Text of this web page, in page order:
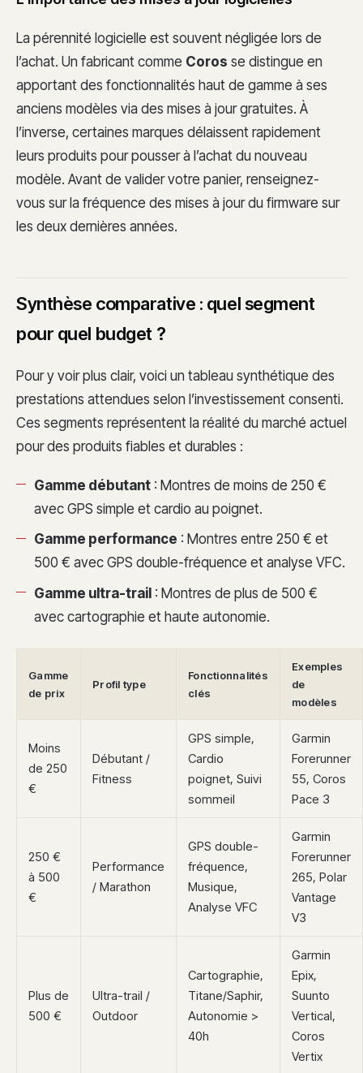
La pérennité logicielle est souvent négligée lors de
l’achat. Un fabricant comme Coros se distingue en
apportant des fonctionnalités haut de gamme à ses
anciens modèles via des mises à jour gratuites. À
l’inverse, certaines marques délaissent rapidement
leurs produits pour pousser à l’achat du nouveau
modèle. Avant de valider votre panier, renseignez-
vous sur la fréquence des mises à jour du firmware sur
les deux dernières années.
Synthèse comparative : quel segment
pour quel budget ?
Pour y voir plus clair, voici un tableau synthétique des
prestations attendues selon l’investissement consenti.
Ces segments représentent la réalité du marché actuel
pour des produits fiables et durables :
Gamme débutant : Montres de moins de 250 €
avec GPS simple et cardio au poignet.
Gamme performance : Montres entre 250 € et
500 € avec GPS double-fréquence et analyse VFC.
Gamme ultra-trail : Montres de plus de 500 €
avec cartographie et haute autonomie.
Gamme
de prix
Profil type
Fonctionnalités
clés
Exemples
de
modèles
Moins
de 250
€
Débutant /
Fitness
GPS simple,
Cardio
poignet, Suivi
sommeil
Garmin
Forerunner
55, Coros
Pace 3
250 €
à 500
€
Performance
/ Marathon
GPS double-
fréquence,
Musique,
Analyse VFC
Garmin
Forerunner
265, Polar
Vantage
V3
Plus de
500 €
Ultra-trail /
Outdoor
Cartographie,
Titane/Saphir,
Autonomie >
40h
Garmin
Epix,
Suunto
Vertical,
Coros
Vertix